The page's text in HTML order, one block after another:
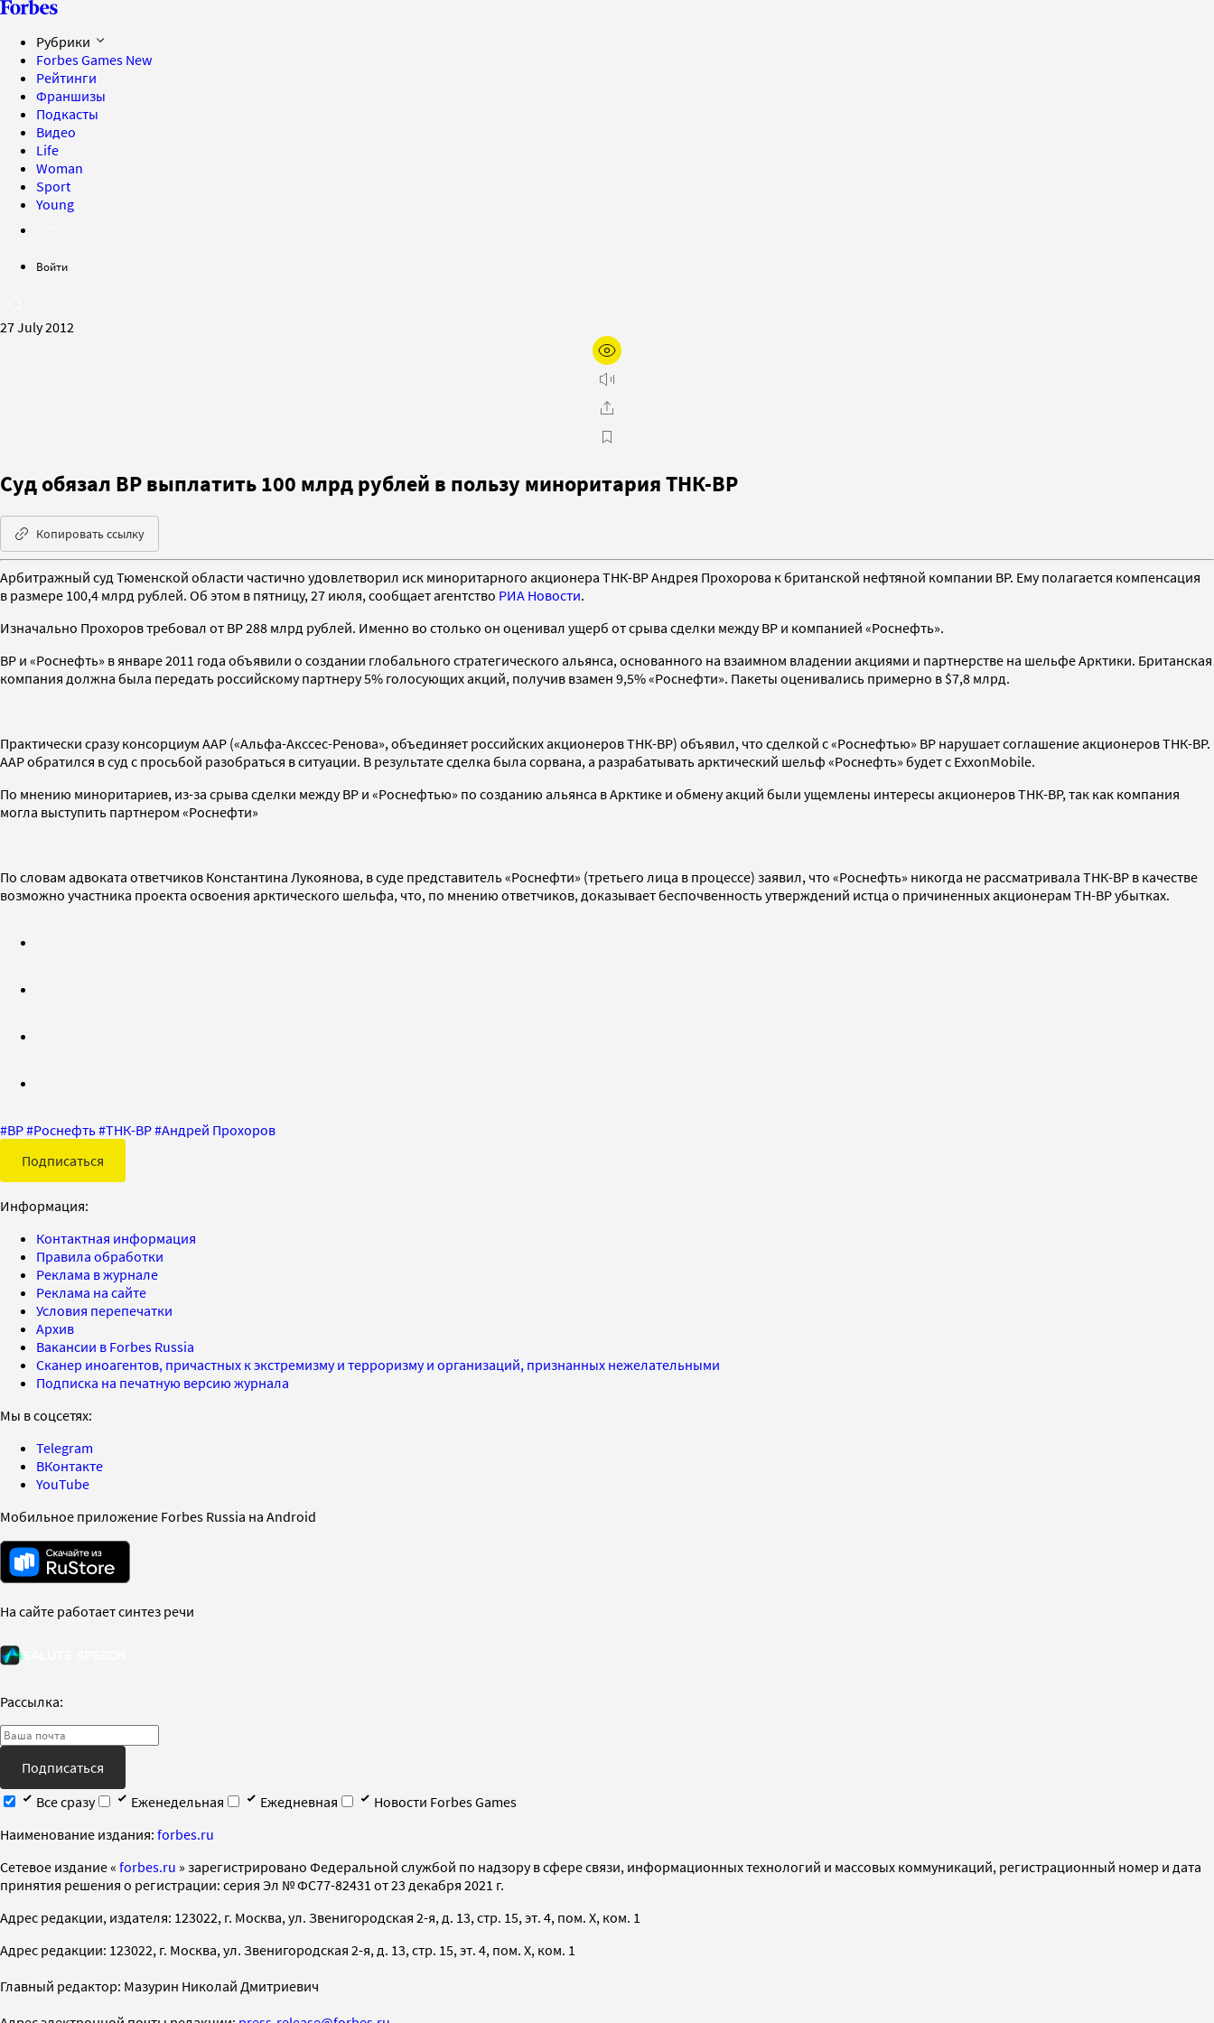
Рубрики
Forbes Games New
Рейтинги
Франшизы
Подкасты
Видео
Life
Woman
Sport
Young
Войти
27 July 2012
Суд обязал ВР выплатить 100 млрд рублей в пользу миноритария ТНК-ВР
Копировать ссылку
Арбитражный суд Тюменской области частично удовлетворил иск миноритарного акционера ТНК-ВР Андрея Прохорова к британской нефтяной компании BP. Ему полагается компенсация
в размере 100,4 млрд рублей. Об этом в пятницу, 27 июля, сообщает агентство РИА Новости.
Изначально Прохоров требовал от BP 288 млрд рублей. Именно во столько он оценивал ущерб от срыва сделки между BP и компанией «Роснефть».
ВР и «Роснефть» в январе 2011 года объявили о создании глобального стратегического альянса, основанного на взаимном владении акциями и партнерстве на шельфе Арктики. Британская
компания должна была передать российскому партнеру 5% голосующих акций, получив взамен 9,5% «Роснефти». Пакеты оценивались примерно в $7,8 млрд.
Практически сразу консорциум ААР («Альфа-Акссес-Ренова», объединяет российских акционеров ТНК-BP) объявил, что сделкой с «Роснефтью» ВР нарушает соглашение акционеров ТНК-ВР.
ААР обратился в суд с просьбой разобраться в ситуации. В результате сделка была сорвана, а разрабатывать арктический шельф «Роснефть» будет с ExxonMobile.
По мнению миноритариев, из-за срыва сделки между ВР и «Роснефтью» по созданию альянса в Арктике и обмену акций были ущемлены интересы акционеров ТНК-ВР, так как компания
могла выступить партнером «Роснефти»
По словам адвоката ответчиков Константина Лукоянова, в суде представитель «Роснефти» (третьего лица в процессе) заявил, что «Роснефть» никогда не рассматривала ТНК-ВР в качестве
возможно участника проекта освоения арктического шельфа, что, по мнению ответчиков, доказывает беспочвенность утверждений истца о причиненных акционерам ТН-ВР убытках.
#BP#Роснефть#ТНК-BP#Андрей Прохоров
Подписаться
Информация:
Контактная информация
Правила обработки
Реклама в журнале
Реклама на сайте
Условия перепечатки
Архив
Вакансии в Forbes Russia
Сканер иноагентов, причастных к экстремизму и терроризму и организаций, признанных нежелательными
Подписка на печатную версию журнала
Мы в соцсетях:
Telegram
ВКонтакте
YouTube
Мобильное приложение Forbes Russia на Android
На сайте работает синтез речи
Рассылка:
Подписаться
Все сразу
Еженедельная Ежедневная
Новости Forbes Games
Наименование издания: forbes.ru
Cетевое издание « forbes.ru » зарегистрировано Федеральной службой по надзору в сфере связи, информационных технологий и массовых коммуникаций, регистрационный номер и дата
принятия решения о регистрации: серия Эл № ФС77-82431 от 23 декабря 2021 г.
Адрес редакции, издателя: 123022, г. Москва, ул. Звенигородская 2-я, д. 13, стр. 15, эт. 4, пом. X, ком. 1
Адрес редакции: 123022, г. Москва, ул. Звенигородская 2-я, д. 13, стр. 15, эт. 4, пом. X, ком. 1
Главный редактор: Мазурин Николай Дмитриевич